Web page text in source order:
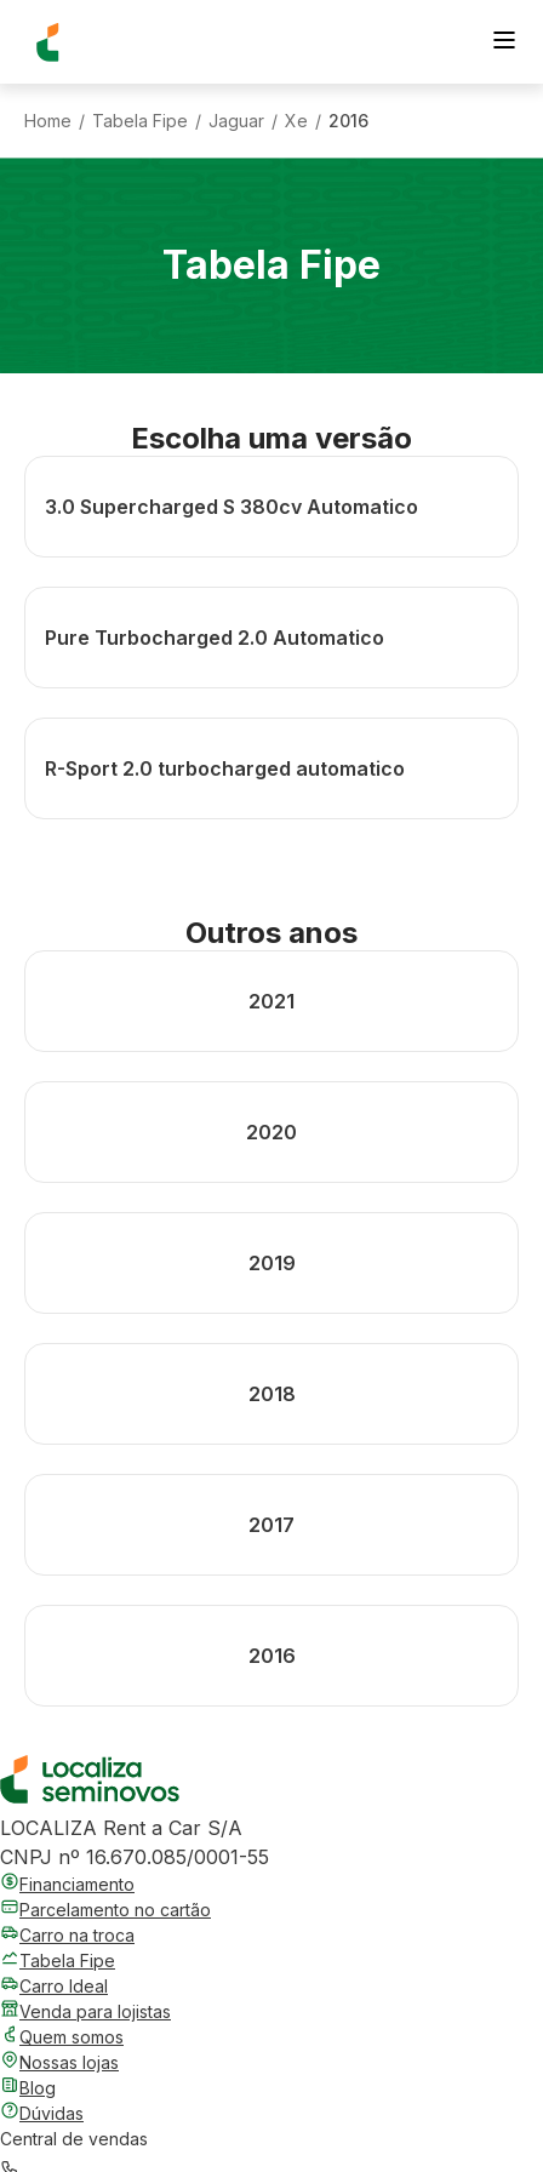
Home / Tabela Fipe / Jaguar / Xe / 2016
Tabela Fipe
Escolha uma versão
3.0 Supercharged S 380cv Automatico
Pure Turbocharged 2.0 Automatico
R-Sport 2.0 turbocharged automatico
Outros anos
2021
2020
2019
2018
2017
2016
LOCALIZA Rent a Car S/A
CNPJ nº 16.670.085/0001-55
Financiamento
Parcelamento no cartão
Carro na troca
Tabela Fipe
Carro Ideal
Venda para lojistas
Quem somos
Nossas lojas
Blog
Dúvidas
Central de vendas